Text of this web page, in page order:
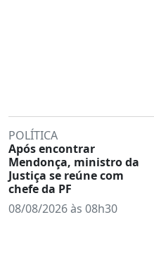
POLÍTICA
Após encontrar
Mendonça, ministro da
Justiça se reúne com
chefe da PF
08/08/2026 às 08h30